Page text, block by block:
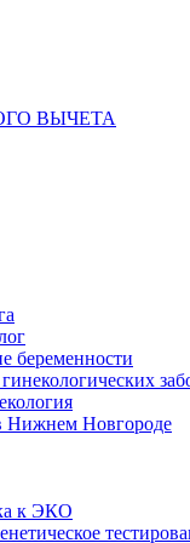
ВЫЧЕТА
беременности
Нижнем Новгороде
к ЭКО